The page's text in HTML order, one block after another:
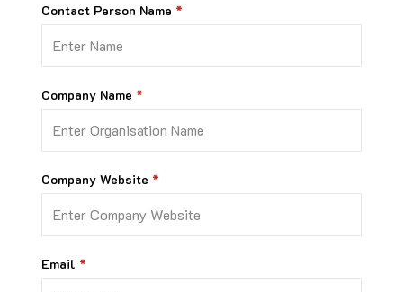
Contact Person Name
Company Name
Company Website
Email